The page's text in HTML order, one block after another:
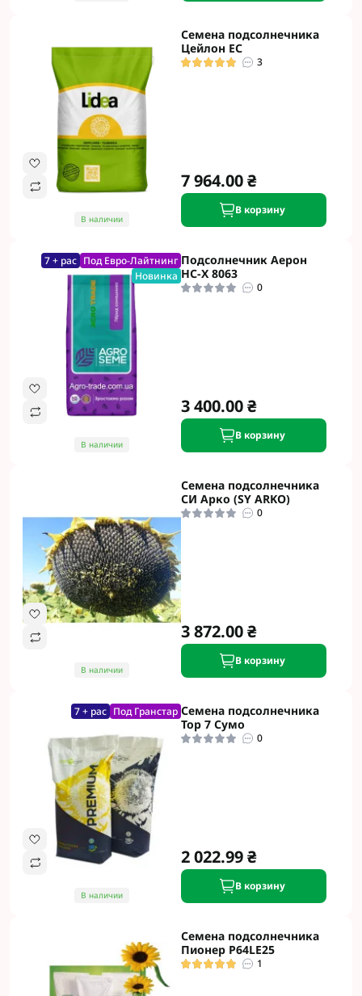
В наличии
Семена подсолнечника
Цейлон ЕС
3
7 964.00 ₴
В корзину
7 + рас Под Евро-Лайтнинг
Новинка
В наличии
Подсолнечник Аерон
НС-Х 8063
0
3 400.00 ₴
В корзину
В наличии
Семена подсолнечника
СИ Арко (SY ARKO)
0
3 872.00 ₴
В корзину
7 + рас Под Гранстар
В наличии
Семена подсолнечника
Тор 7 Сумо
0
2 022.99 ₴
В корзину
Семена подсолнечника
Пионер P64LE25
1